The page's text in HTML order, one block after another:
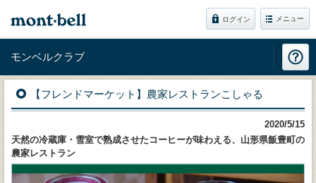
ログイン メニュー
モンベルクラブ
【フレンドマーケット】農家レストランこしゃる
2020/5/15
天然の冷蔵庫・雪室で熟成させたコーヒーが味わえる、山形県飯豊町の
農家レストラン